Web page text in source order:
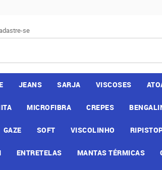
se
JEANS SARJA VISCOSES
MICROFIBRA CREPES
GAZE SOFT VISCOLINHO
ENTRETELAS MANTAS TÉRMICAS